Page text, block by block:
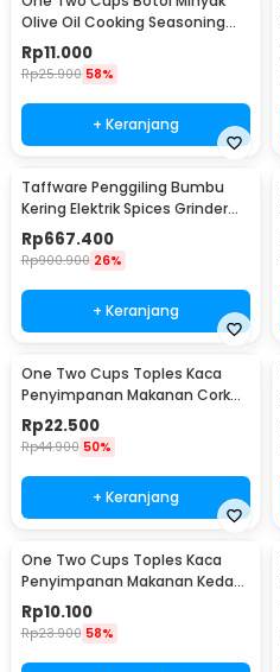
Olive Oil Cooking Seasoning
Bottle 500ml - CW200
Rp11.000
Rp25.900 58%
+ Keranjang
Taffware Penggiling Bumbu
Kering Elektrik Spices Grinder
800g 2400W - HC-800Y
Rp667.400
Rp900.900 26%
+ Keranjang
One Two Cups Toples Kaca
Penyimpanan Makanan Cork
Seal Storage Jar 500ml - E1
Rp22.500
Rp44.900 50%
+ Keranjang
One Two Cups Toples Kaca
Penyimpanan Makanan Kedap
Udara Storage Jar 250ml -
GH1270
Rp10.100
Rp23.900 58%